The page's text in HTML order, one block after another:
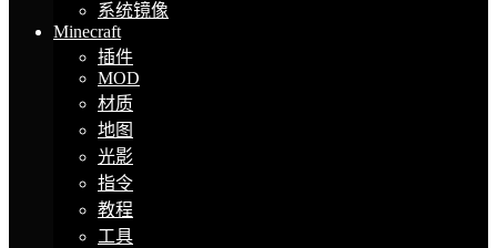
系统镜像
Minecraft
插件
MOD
材质
地图
光影
指令
教程
工具